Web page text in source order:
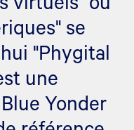
se
"Phygital
une
Yonder